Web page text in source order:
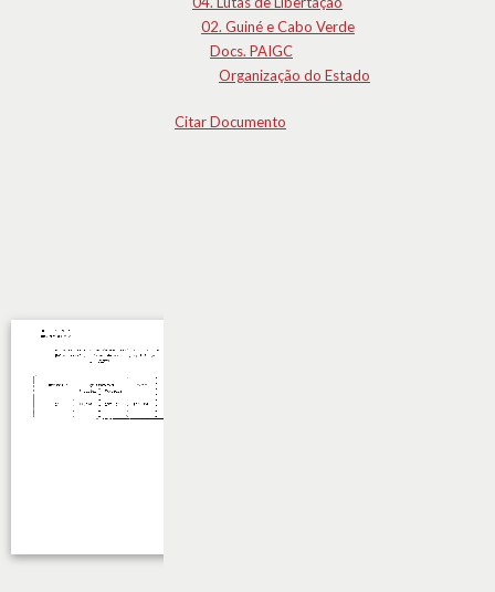
02. Guiné e Cabo Verde
Docs. PAIGC
Organização do Estado
Citar Documento